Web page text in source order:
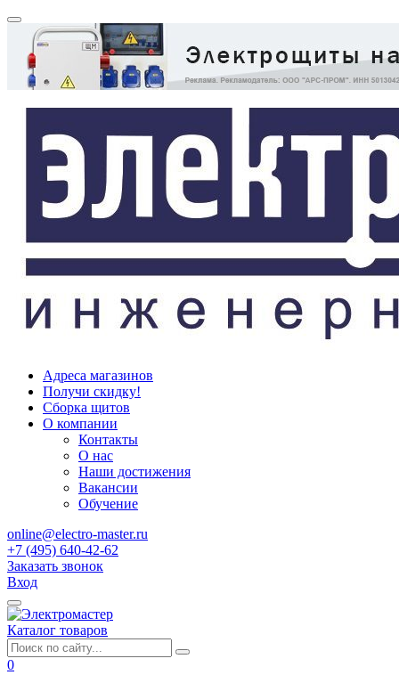
Адреса магазинов
Получи скидку!
Сборка щитов
О компании
Контакты
О нас
Наши достижения
Вакансии
Обучение
online@electro-master.ru
+7 (495) 640-42-62
Заказать звонок
Вход
Каталог товаров
0